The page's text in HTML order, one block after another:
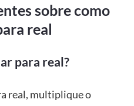
sobre como
real
para real?
real, multiplique o